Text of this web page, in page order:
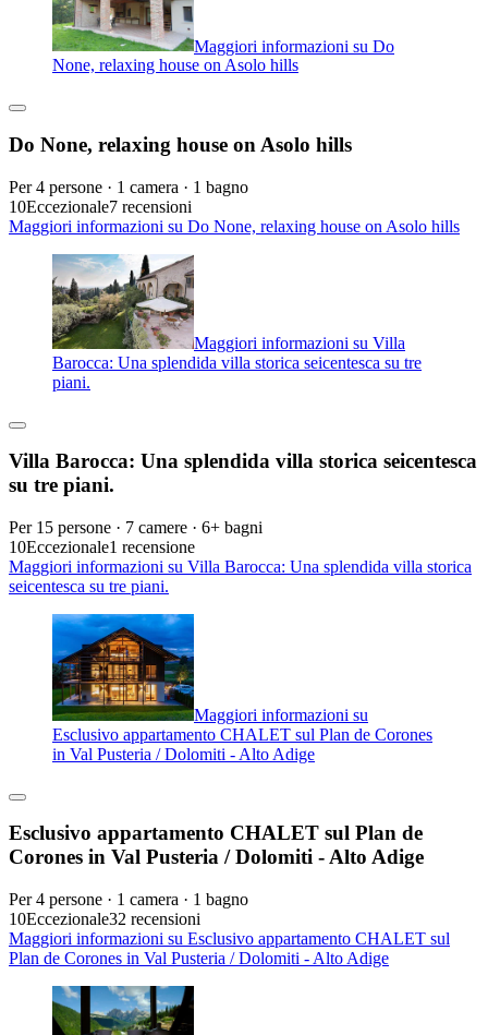
Maggiori informazioni su Do
None, relaxing house on Asolo hills
Do None, relaxing house on Asolo hills
Per 4 persone · 1 camera · 1 bagno
10Eccezionale7 recensioni
Maggiori informazioni su Do None, relaxing house on Asolo hills
Maggiori informazioni su Villa
Barocca: Una splendida villa storica seicentesca su tre
piani.
Villa Barocca: Una splendida villa storica seicentesca
su tre piani.
Per 15 persone · 7 camere · 6+ bagni
10Eccezionale1 recensione
Maggiori informazioni su Villa Barocca: Una splendida villa storica
seicentesca su tre piani.
Maggiori informazioni su
Esclusivo appartamento CHALET sul Plan de Corones
in Val Pusteria / Dolomiti - Alto Adige
Esclusivo appartamento CHALET sul Plan de
Corones in Val Pusteria / Dolomiti - Alto Adige
Per 4 persone · 1 camera · 1 bagno
10Eccezionale32 recensioni
Maggiori informazioni su Esclusivo appartamento CHALET sul
Plan de Corones in Val Pusteria / Dolomiti - Alto Adige